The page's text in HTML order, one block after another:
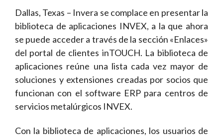
Dallas, Texas – Invera se complace en presentar la
biblioteca de aplicaciones INVEX, a la que ahora
se puede acceder a través de la sección «Enlaces»
del portal de clientes inTOUCH. La biblioteca de
aplicaciones reúne una lista cada vez mayor de
soluciones y extensiones creadas por socios que
funcionan con el software ERP para centros de
servicios metalúrgicos INVEX.
Con la biblioteca de aplicaciones, los usuarios de